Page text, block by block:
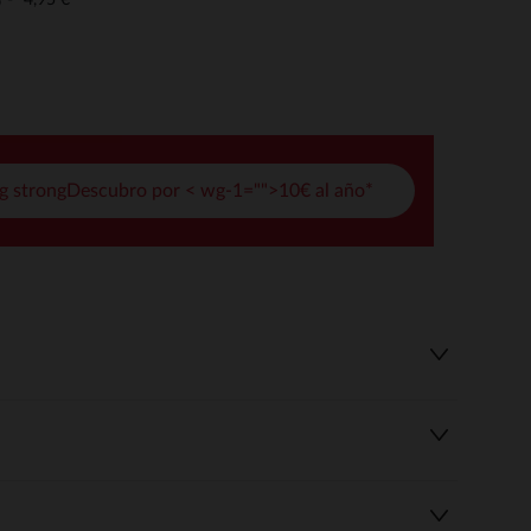
strongDescubro por < wg-1="">10€ al año*